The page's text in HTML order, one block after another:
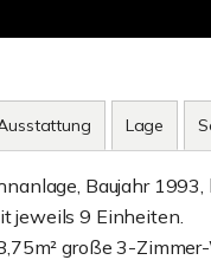
Lage
Baujahr 1993,
jeweils 9 Einheiten.
große 3-